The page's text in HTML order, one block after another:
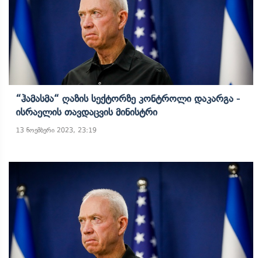
“ჰამასმა“ Ღაზის Სექტორზე Კონტროლი Დაკარგა -
Ისრაელის Თავდაცვის Მინისტრი
13 ნოემბერი 2023, 23:19